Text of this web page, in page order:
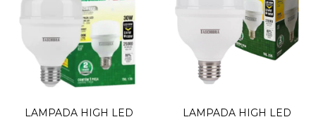
LAMPADA HIGH LED LAMPADA HIGH LED